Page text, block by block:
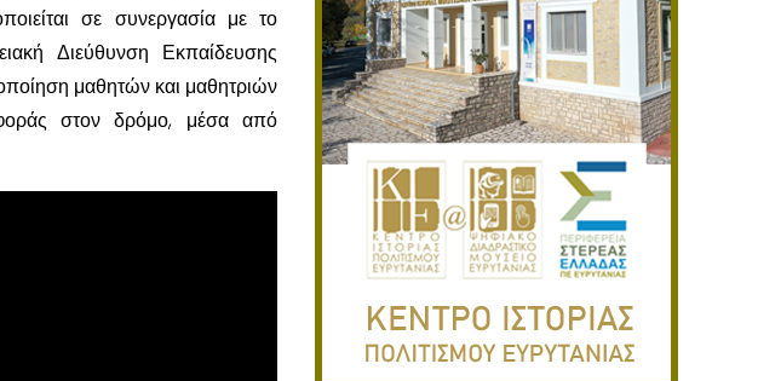
σε συνεργασία με το
Διεύθυνση Εκπαίδευσης
μαθητών και μαθητριών
στον δρόμο, μέσα από